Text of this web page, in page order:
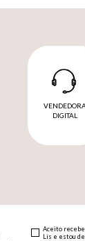
DIGITAL
Aceito
Lis e estou de